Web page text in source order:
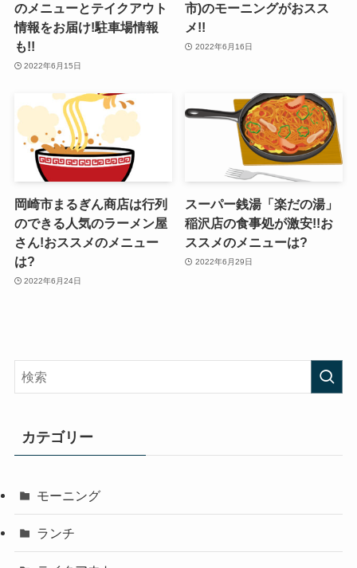
のメニューとテイクアウト
情報をお届け!駐車場情報
も!!
2022年6月15日
市)のモーニングがおスス
メ!!
2022年6月16日
岡崎市まるぎん商店は行列
のできる人気のラーメン屋
さん!おススメのメニュー
は?
2022年6月24日
スーパー銭湯「楽だの湯」
稲沢店の食事処が激安!!お
ススメのメニューは?
2022年6月29日
カテゴリー
モーニング
ランチ